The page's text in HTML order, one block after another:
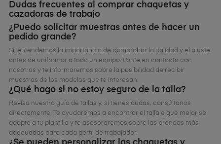
Dudas frecuentes al comprar chaquetas y
cazadoras de trabajo
¿Puedo solicitar muestras antes de hacer un
pedido grande?
Sí, entendemos la importancia de comprobar la calidad y el ajuste
antes de uniformar a todo un equipo. Ponte en contacto con
nosotros y te informaremos sobre la posibilidad de recibir
muestras de los modelos que te interesan.
¿Qué hago si no estoy seguro de la talla?
Revisa nuestra guía de tallas y, si tienes dudas, consúltanos
directamente. Te ayudaremos a encontrar el tallaje que mejor se
adapte a tu plantilla y te asesoraremos sobre las prendas más
adecuadas para cada perfil de trabajador.